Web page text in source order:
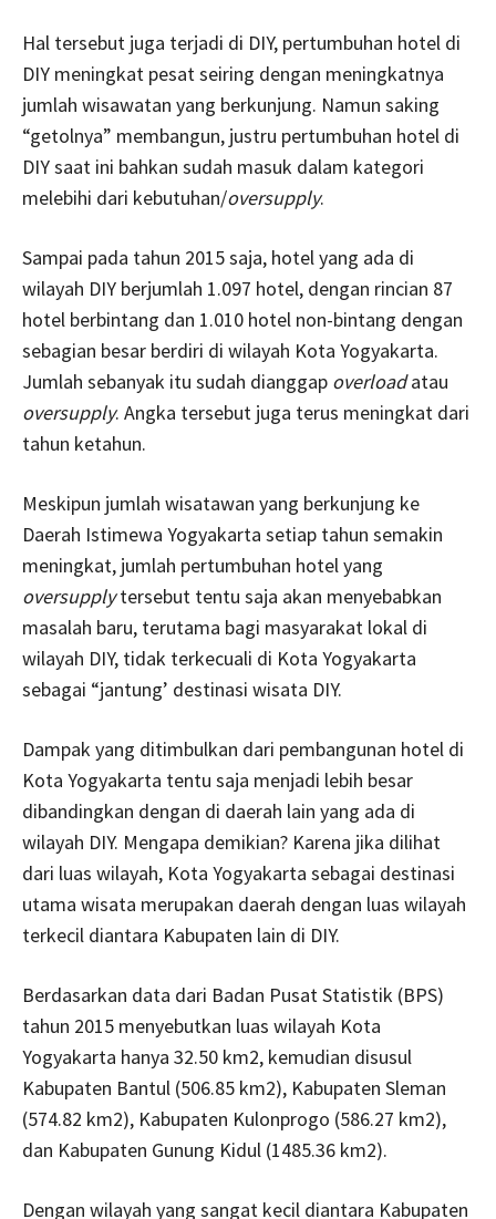
Hal tersebut juga terjadi di DIY, pertumbuhan hotel di
DIY meningkat pesat seiring dengan meningkatnya
jumlah wisawatan yang berkunjung. Namun saking
“getolnya” membangun, justru pertumbuhan hotel di
DIY saat ini bahkan sudah masuk dalam kategori
melebihi dari kebutuhan/oversupply.
Sampai pada tahun 2015 saja, hotel yang ada di
wilayah DIY berjumlah 1.097 hotel, dengan rincian 87
hotel berbintang dan 1.010 hotel non-bintang dengan
sebagian besar berdiri di wilayah Kota Yogyakarta.
Jumlah sebanyak itu sudah dianggap overloadatau
oversupply. Angka tersebut juga terus meningkat dari
tahun ketahun.
Meskipun jumlah wisatawan yang berkunjung ke
Daerah Istimewa Yogyakarta setiap tahun semakin
meningkat, jumlah pertumbuhan hotel yang
oversupplytersebut tentu saja akan menyebabkan
masalah baru, terutama bagi masyarakat lokal di
wilayah DIY, tidak terkecuali di Kota Yogyakarta
sebagai “jantung’ destinasi wisata DIY.
Dampak yang ditimbulkan dari pembangunan hotel di
Kota Yogyakarta tentu saja menjadi lebih besar
dibandingkan dengan di daerah lain yang ada di
wilayah DIY. Mengapa demikian? Karena jika dilihat
dari luas wilayah, Kota Yogyakarta sebagai destinasi
utama wisata merupakan daerah dengan luas wilayah
terkecil diantara Kabupaten lain di DIY.
Berdasarkan data dari Badan Pusat Statistik (BPS)
tahun 2015 menyebutkan luas wilayah Kota
Yogyakarta hanya 32.50 km2, kemudian disusul
Kabupaten Bantul (506.85 km2), Kabupaten Sleman
(574.82 km2), Kabupaten Kulonprogo (586.27 km2),
dan Kabupaten Gunung Kidul (1485.36 km2).
Dengan wilayah yang sangat kecil diantara Kabupaten